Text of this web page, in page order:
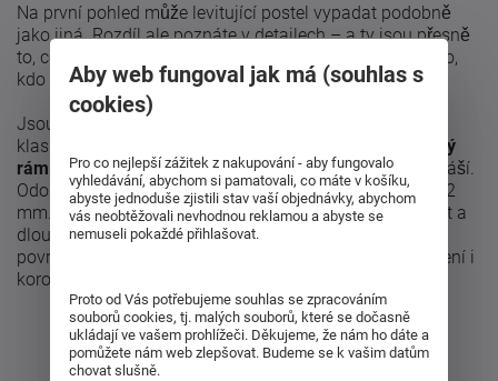
Na první pohled může levitující postel vypadat podobně
jako jiná. Rozdíl ale poznáte v detailech – a ty jsou přesně
to, co dělá z postelí Levito zajímavou volbu pro každého,
kdo chce design i funkčnost bez kompromisů.
Jsou navrženy tak aby neměly viditelné nohy nebo
klasickou podpěrnou konstrukci.
Masivní ocelový nosný
rám je chytře skrytý, což vytváří dojem, že se postel vznáší.
Odolný rám z ocelových profilů o rozměrech 60 × 30 × 2
mm. Tento rám je precizně svařen což zaručuje pevnost a
dlouhou životnost konstrukce. Následuje kvalitní
povrchová úprava, která zvyšuje odolnost vůči opotřebení i
korozi.
Aby web fungoval jak má (souhlas s
cookies)
Pro co nejlepší zážitek z nakupování - aby fungovalo
vyhledávání, abychom si pamatovali, co máte v košíku,
abyste jednoduše zjistili stav vaší objednávky, abychom
vás neobtěžovali nevhodnou reklamou a abyste se
nemuseli pokaždé přihlašovat.
Proto od Vás potřebujeme souhlas se zpracováním
souborů cookies, tj. malých souborů, které se dočasně
ukládají ve vašem prohlížeči. Děkujeme, že nám ho dáte a
pomůžete nám web zlepšovat. Budeme se k vašim datům
chovat slušně.